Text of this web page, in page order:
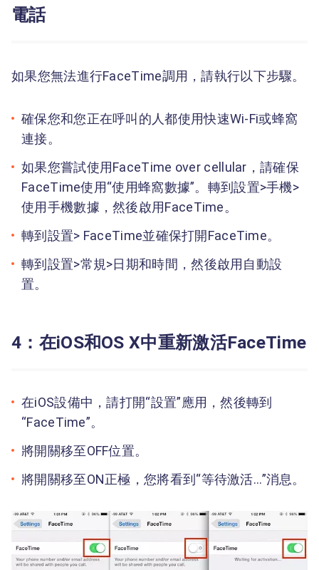
電話
如果您無法進行FaceTime調用，請執行以下步驟。
確保您和您正在呼叫的人都使用快速Wi-Fi或蜂窩
連接。
如果您嘗試使用FaceTime over cellular，請確保
FaceTime使用“使用蜂窩數據”。轉到設置>手機>
使用手機數據，然後啟用FaceTime。
轉到設置> FaceTime並確保打開FaceTime。
轉到設置>常規>日期和時間，然後啟用自動設
置。
4：在iOS和OS X中重新激活FaceTime
在iOS設備中，請打開“設置”應用，然後轉到
“FaceTime”。
將開關移至OFF位置。
將開關移至ON正極，您將看到“等待激活...”消息。